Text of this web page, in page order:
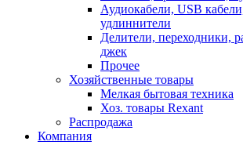
Аудиокабели, USB
удлиннители
Делители, переходники,
джек
Прочее
Хозяйственные товары
Мелкая бытовая техника
Хоз. товары Rexant
Распродажа
Компания